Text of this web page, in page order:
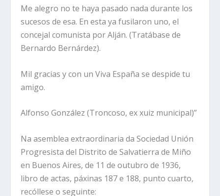
Me alegro no te haya pasado nada durante los
sucesos de esa. En esta ya fusilaron uno, el
concejal comunista por Alján. (Tratábase de
Bernardo Bernárdez).
Mil gracias y con un Viva España se despide tu
amigo.
Alfonso González (Troncoso, ex xuiz municipal)”
Na asemblea extraordinaria da Sociedad Unión
Progresista del Distrito de Salvatierra de Miño
en Buenos Aires, de 11 de outubro de 1936,
libro de actas, páxinas 187 e 188, punto cuarto,
recóllese o seguinte: